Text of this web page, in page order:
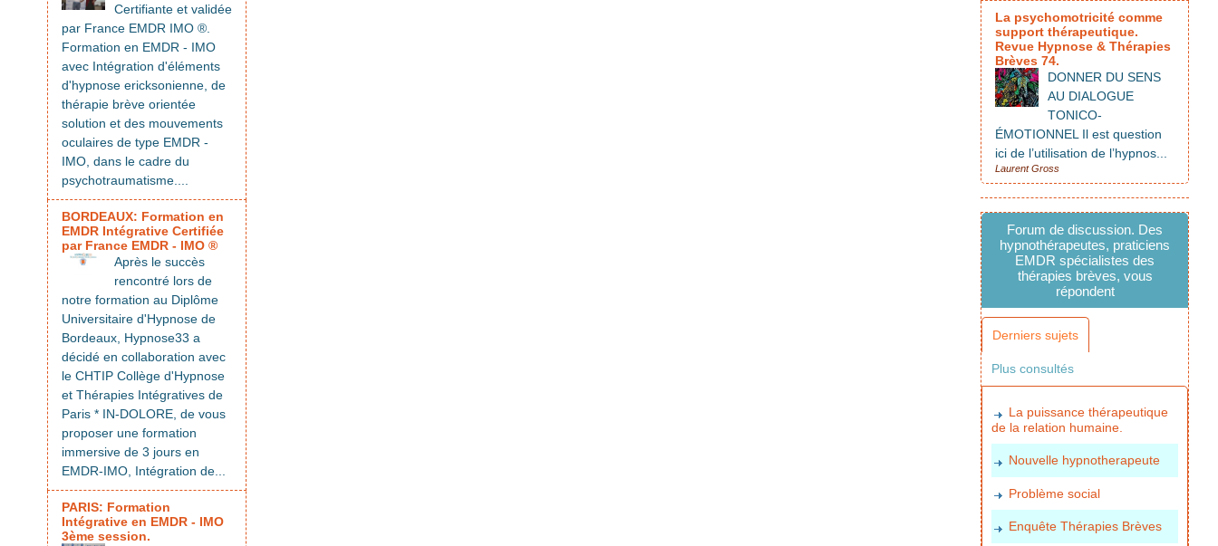
Certifiante et validée
par France EMDR IMO ®.
Formation en EMDR - IMO
avec Intégration d'éléments
d'hypnose ericksonienne, de
thérapie brève orientée
solution et des mouvements
oculaires de type EMDR -
IMO, dans le cadre du
psychotraumatisme....
BORDEAUX: Formation en
EMDR Intégrative Certifiée
par France EMDR - IMO ®
Après le succès
rencontré lors de
notre formation au Diplôme
Universitaire d'Hypnose de
Bordeaux, Hypnose33 a
décidé en collaboration avec
le CHTIP Collège d'Hypnose
et Thérapies Intégratives de
Paris * IN-DOLORE, de vous
proposer une formation
immersive de 3 jours en
EMDR-IMO, Intégration de...
PARIS: Formation
Intégrative en EMDR - IMO
3ème session.
La psychomotricité comme
support thérapeutique.
Revue Hypnose & Thérapies
Brèves 74.
DONNER DU SENS
AU DIALOGUE
TONICO-
ÉMOTIONNEL Il est question
ici de l’utilisation de l’hypnos...
Laurent Gross
Forum de discussion. Des
hypnothérapeutes, praticiens
EMDR spécialistes des
thérapies brèves, vous
répondent
Derniers sujets
Plus consultés
La puissance thérapeutique
de la relation humaine.
Nouvelle hypnotherapeute
Problème social
Enquête Thérapies Brèves